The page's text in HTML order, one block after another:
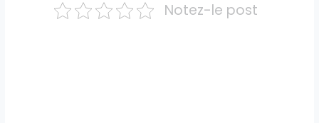
Notez-le post